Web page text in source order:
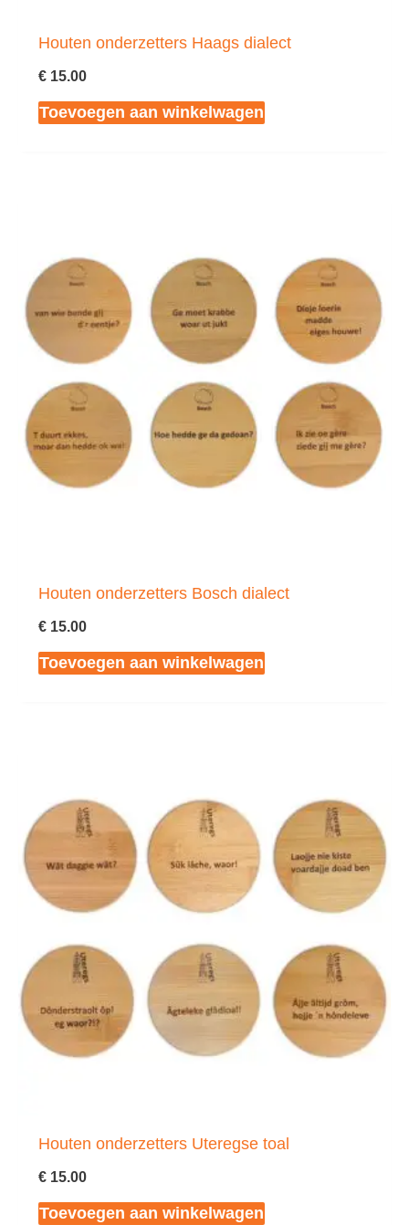
Houten onderzetters Haags dialect
€15.00
Toevoegen aan winkelwagen
Houten onderzetters Bosch dialect
€15.00
Toevoegen aan winkelwagen
Houten onderzetters Uteregse toal
€15.00
Toevoegen aan winkelwagen